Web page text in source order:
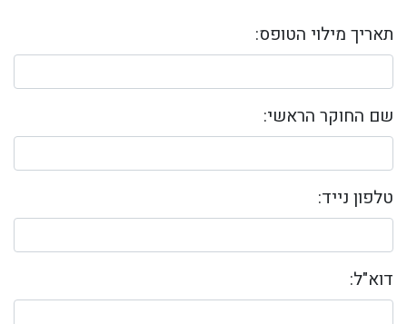
תאריך מילוי הטופס:
שם החוקר הראשי:
טלפון נייד:
דוא"ל: